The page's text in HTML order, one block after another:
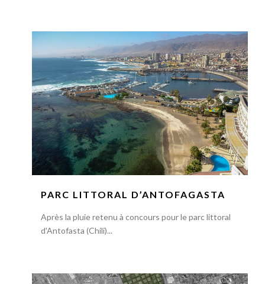
PARC LITTORAL D’ANTOFAGASTA
Après la pluie retenu à concours pour le parc littoral
d'Antofasta (Chili)...